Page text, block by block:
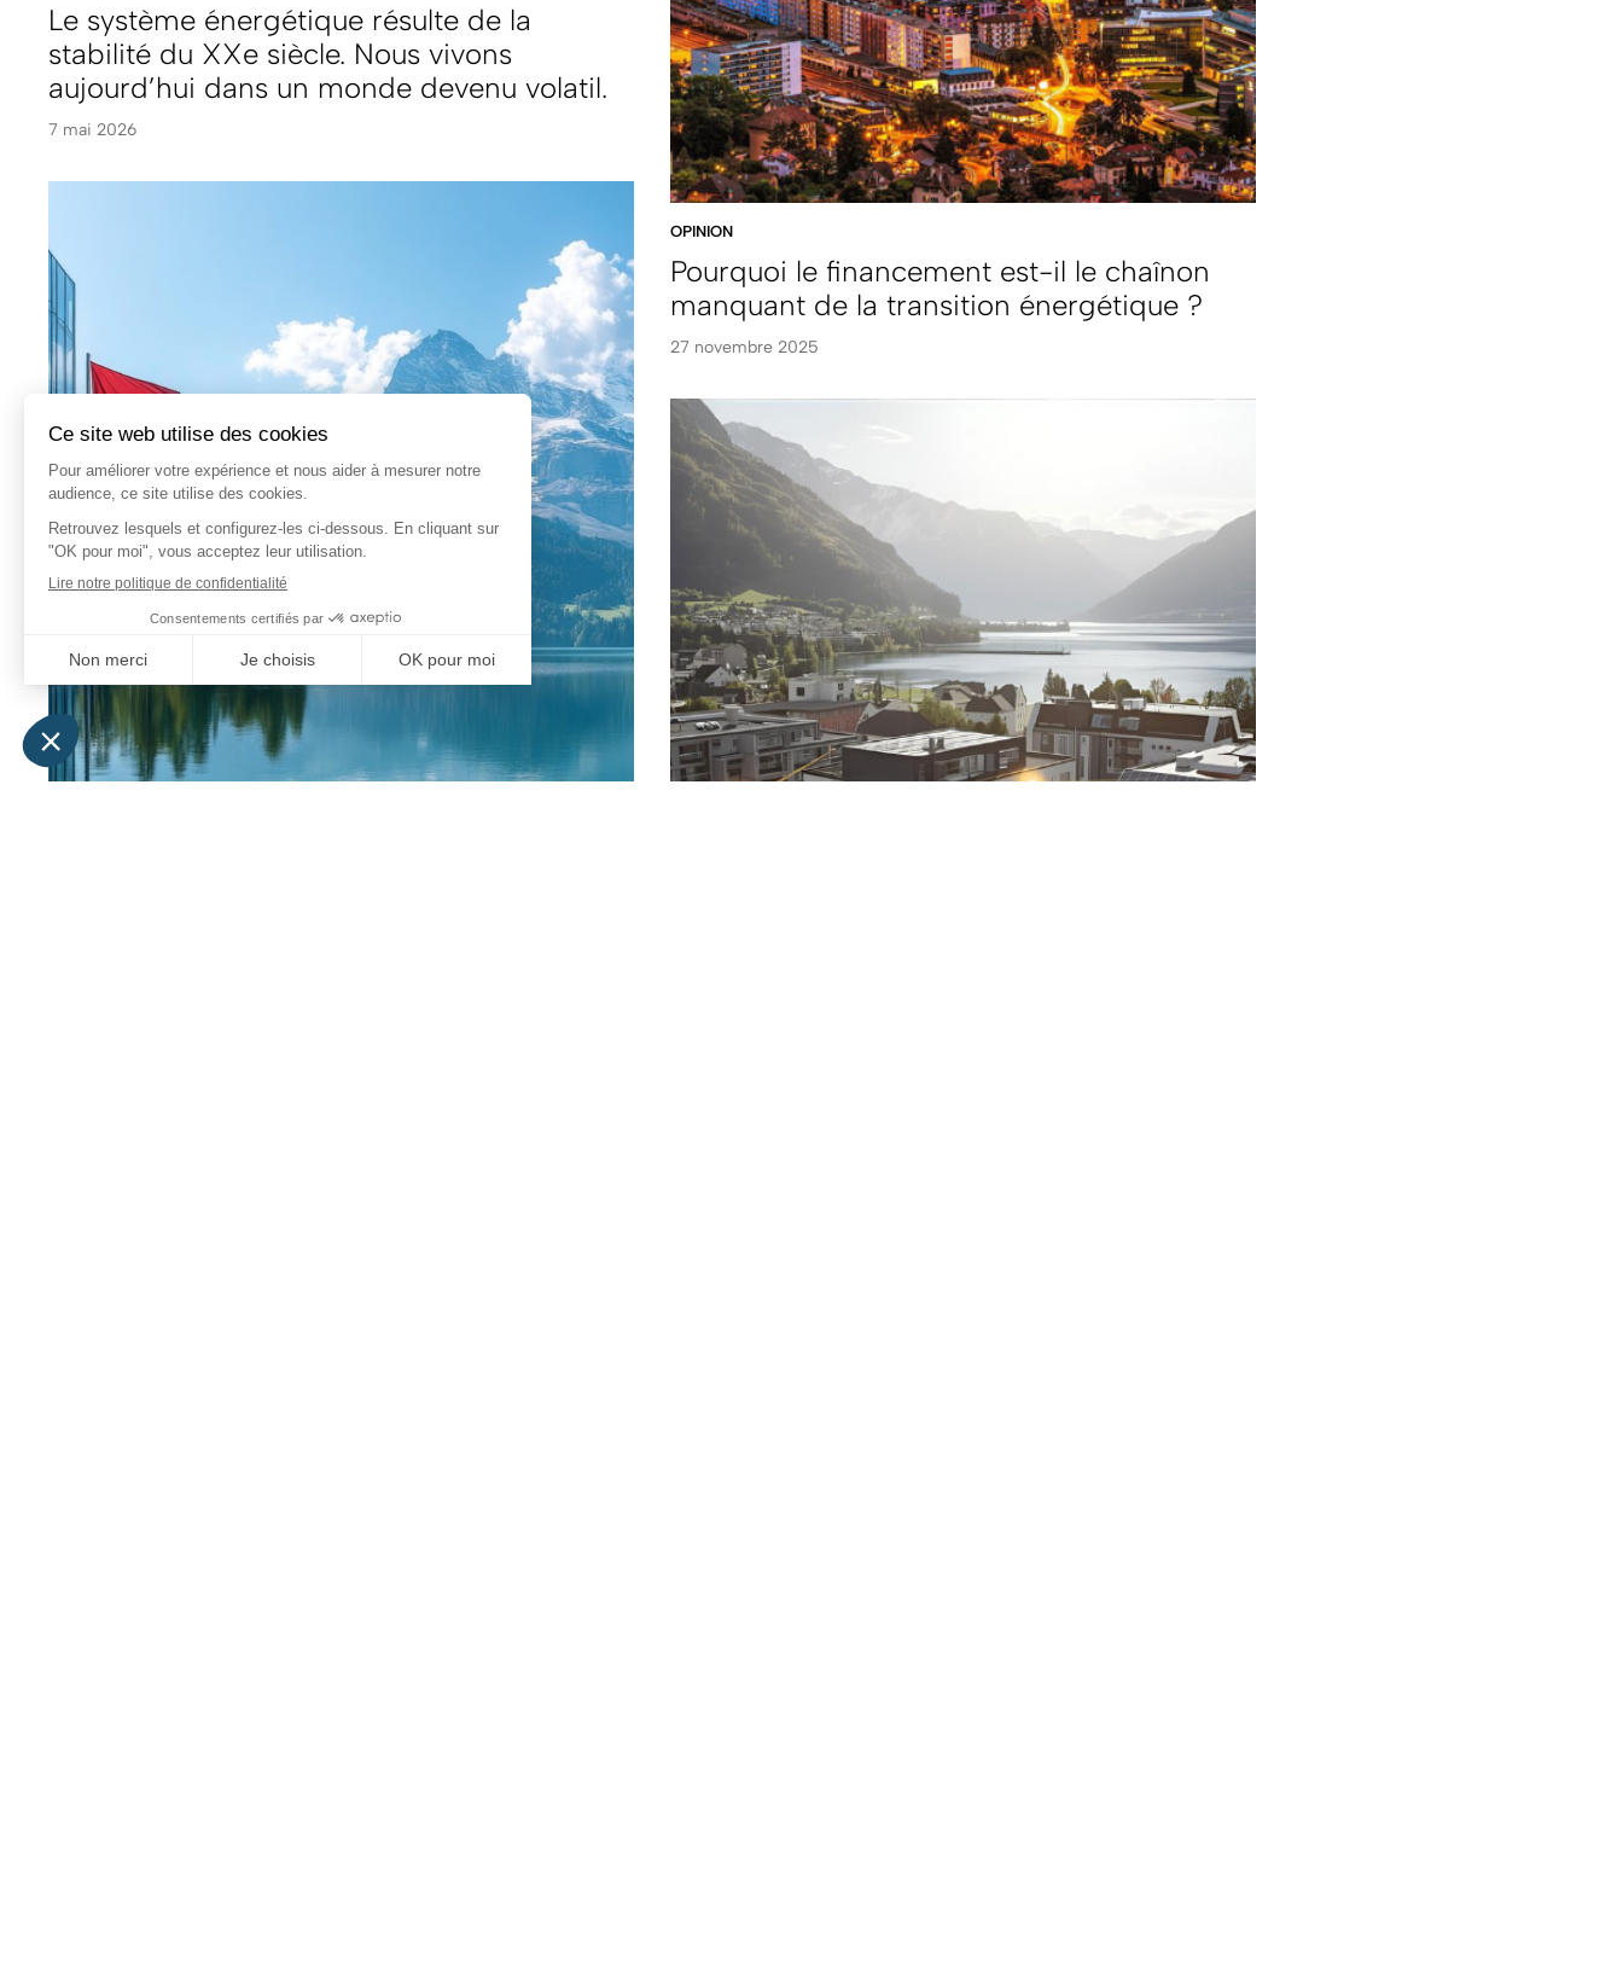
Le système énergétique résulte de la
stabilité du XXe siècle. Nous vivons
aujourd’hui dans un monde devenu volatil.
7 mai 2026
OPINION
Pourquoi le financement est-il le chaînon
manquant de la transition énergétique ?
27 novembre 2025